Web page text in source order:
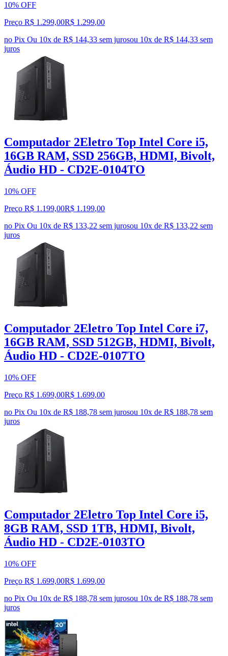
10% OFF
Preço R$ 1.299,00R$ 1.299,00
no Pix Ou 10x de R$ 144,33 sem jurosou 10x de R$ 144,33 sem
juros
Computador 2Eletro Top Intel Core i5,
16GB RAM, SSD 256GB, HDMI, Bivolt,
Áudio HD - CD2E-0104TO
10% OFF
Preço R$ 1.199,00R$ 1.199,00
no Pix Ou 10x de R$ 133,22 sem jurosou 10x de R$ 133,22 sem
juros
Computador 2Eletro Top Intel Core i7,
16GB RAM, SSD 512GB, HDMI, Bivolt,
Áudio HD - CD2E-0107TO
10% OFF
Preço R$ 1.699,00R$ 1.699,00
no Pix Ou 10x de R$ 188,78 sem jurosou 10x de R$ 188,78 sem
juros
Computador 2Eletro Top Intel Core i5,
8GB RAM, SSD 1TB, HDMI, Bivolt,
Áudio HD - CD2E-0103TO
10% OFF
Preço R$ 1.699,00R$ 1.699,00
no Pix Ou 10x de R$ 188,78 sem jurosou 10x de R$ 188,78 sem
juros